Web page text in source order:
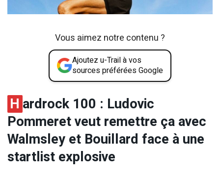
Vous aimez notre contenu ?
Ajoutez u-Trail à vos
sources préférées Google
H ardrock 100 : Ludovic
Pommeret veut remettre ça avec
Walmsley et Bouillard face à une
startlist explosive